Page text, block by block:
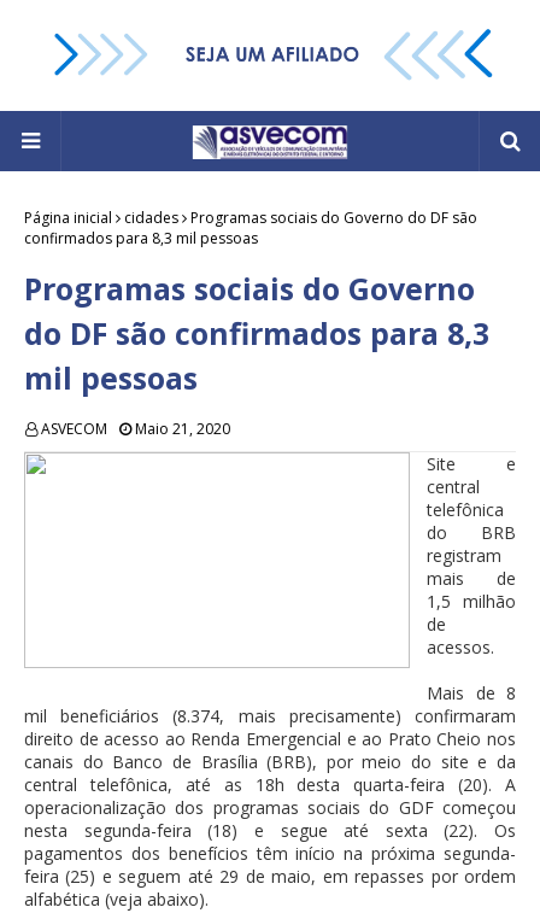
Página inicial cidades Programas sociais do Governo do DF são
confirmados para 8,3 mil pessoas
Programas sociais do Governo
do DF são confirmados para 8,3
mil pessoas
ASVECOM Maio 21, 2020
Site e
central
telefônica
do BRB
registram
mais de
1,5 milhão
de
acessos.
Mais de 8
mil beneficiários (8.374, mais precisamente) confirmaram
direito de acesso ao Renda Emergencial e ao Prato Cheio nos
canais do Banco de Brasília (BRB), por meio do site e da
central telefônica, até as 18h desta quarta-feira (20). A
operacionalização dos programas sociais do GDF começou
nesta segunda-feira (18) e segue até sexta (22). Os
pagamentos dos benefícios têm início na próxima segunda-
feira (25) e seguem até 29 de maio, em repasses por ordem
alfabética (veja abaixo).